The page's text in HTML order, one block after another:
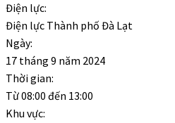
Điện lực:
Điện lực Thành phố Đà Lạt
Ngày:
17 tháng 9 năm 2024
Thời gian:
Từ08:00 đến 13:00
Khu vực: